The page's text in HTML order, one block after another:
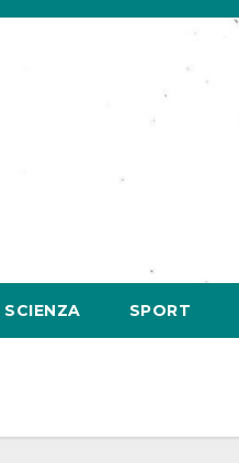
SCIENZA SPORT